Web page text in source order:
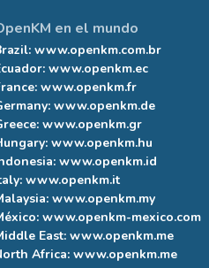
en el mundo
www.openkm.com.br
www.openkm.ec
www.openkm.fr
www.openkm.de
www.openkm.gr
www.openkm.hu
www.openkm.id
www.openkm.it
www.openkm.my
www.openkm-mexico.com
East:www.openkm.me
Africa:www.openkm.me